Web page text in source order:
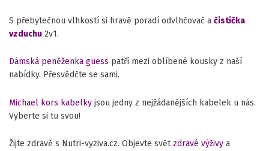
S přebytečnou vlhkostí si hravě poradí odvlhčovač a čistička
vzduchu 2v1.
Dámská peněženka guess patří mezi oblíbené kousky z naší
nabídky. Přesvědčte se sami.
Michael kors kabelky jsou jedny z nejžádanějších kabelek u nás.
Vyberte si tu svou!
Žijte zdravě s Nutri-vyziva.cz. Objevte světzdravé výživy a